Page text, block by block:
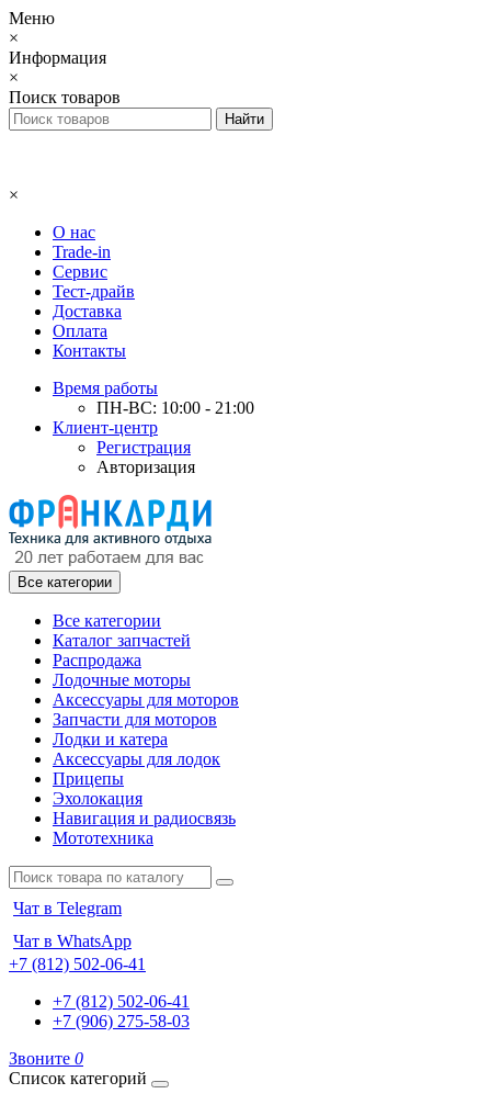
Меню
×
Информация
×
Поиск товаров
×
О нас
Trade-in
Сервис
Тест-драйв
Доставка
Оплата
Контакты
Время работы
ПН-ВС: 10:00 - 21:00
Клиент-центр
Регистрация
Авторизация
Все категории
Все категории
Каталог запчастей
Распродажа
Лодочные моторы
Аксессуары для моторов
Запчасти для моторов
Лодки и катера
Аксессуары для лодок
Прицепы
Эхолокация
Навигация и радиосвязь
Мототехника
Чат в Telegram
Чат в WhatsApp
+7 (812) 502-06-41
+7 (812) 502-06-41
+7 (906) 275-58-03
Звоните 0
Список категорий